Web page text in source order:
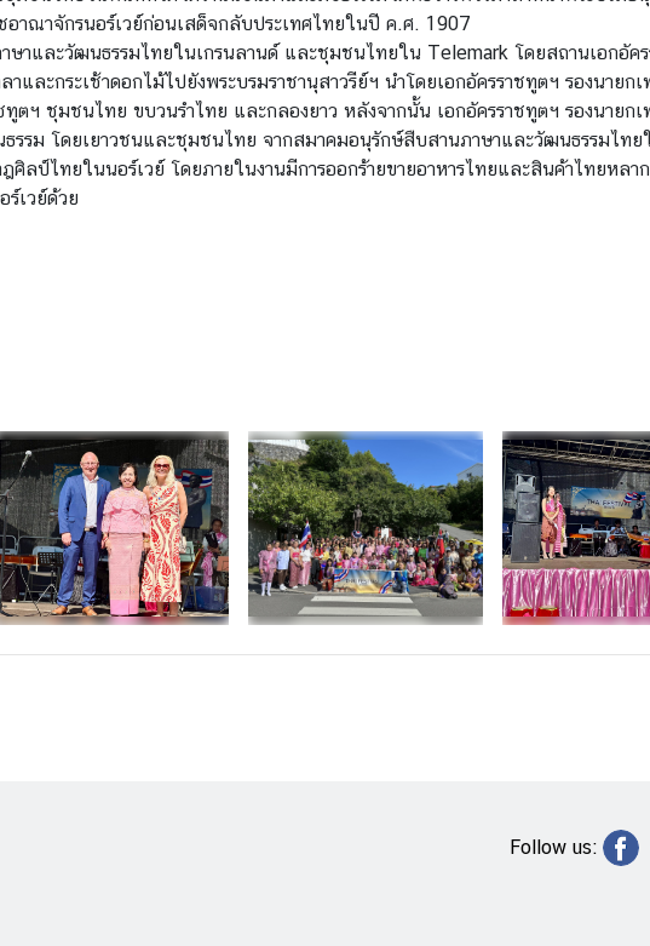
าณาจักรนอร์เวย์ก่อนเสด็จกลับประเทศไทยในปี ค.ศ. 1907
และวัฒนธรรมไทยในเกรนลานด์ และชุมชนไทยใน Telemark โดยสถานเอกอัค
ละกระเช้าดอกไม้ไปยังพระบรมราชานุสาวรีย์ฯ นำโดยเอกอัครราชทูตฯ รองนายก
ทูตฯ ชุมชนไทย ขบวนรำไทย และกลองยาว หลังจากนั้น เอกอัครราชทูตฯ รองนายก
ธรรม โดยเยาวชนและชุมชนไทย จากสมาคมอนุรักษ์สืบสานภาษาและวัฒนธรรมไท
ลป์ไทยในนอร์เวย์ โดยภายในงานมีการออกร้ายขายอาหารไทยและสินค้าไทยหล
เวย์ด้วย
Follow us: